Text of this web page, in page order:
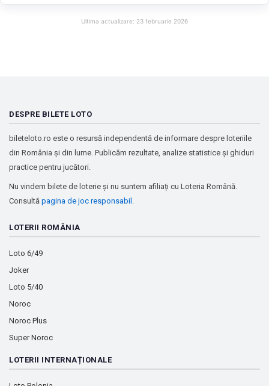
Ultima actualizare: 23 februarie 2026
DESPRE BILETE LOTO
bileteloto.ro este o resursă independentă de informare despre loteriile
din România și din lume. Publicăm rezultate, analize statistice și ghiduri
practice pentru jucători.
Nu vindem bilete de loterie și nu suntem afiliați cu Loteria Română.
Consultă pagina de joc responsabil .
LOTERII ROMÂNIA
Loto 6/49
Joker
Loto 5/40
Noroc
Noroc Plus
Super Noroc
LOTERII INTERNAȚIONALE